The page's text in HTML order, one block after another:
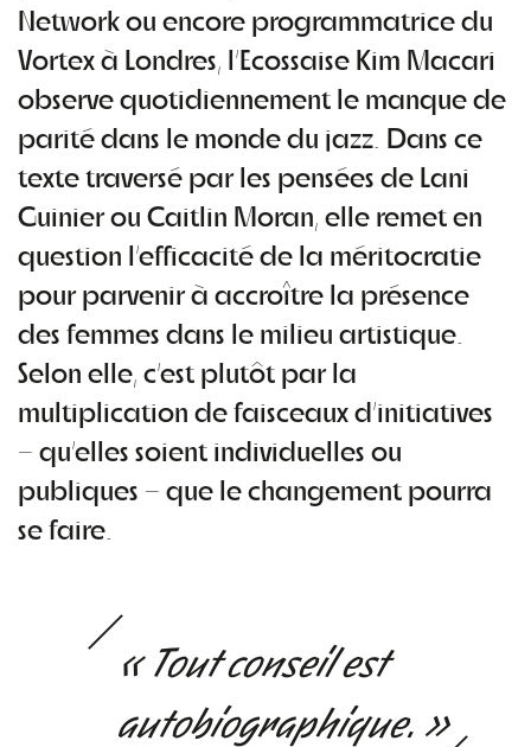
Network ou encore programmatrice du
Vortex à Londres, l’Ecossaise Kim Macari
observe quotidiennement le manque de
parité dans le monde du jazz. Dans ce
texte traversé par les pensées de Lani
Guinier ou Caitlin Moran, elle remet en
question l’efficacité de la méritocratie
pour parvenir à accroître la présence
des femmes dans le milieu artistique.
Selon elle, c’est plutôt par la
multiplication de faisceaux d’initiatives
– qu’elles soient individuelles ou
publiques – que le changement pourra
se faire.
« Tout conseil est
autobiographique. »